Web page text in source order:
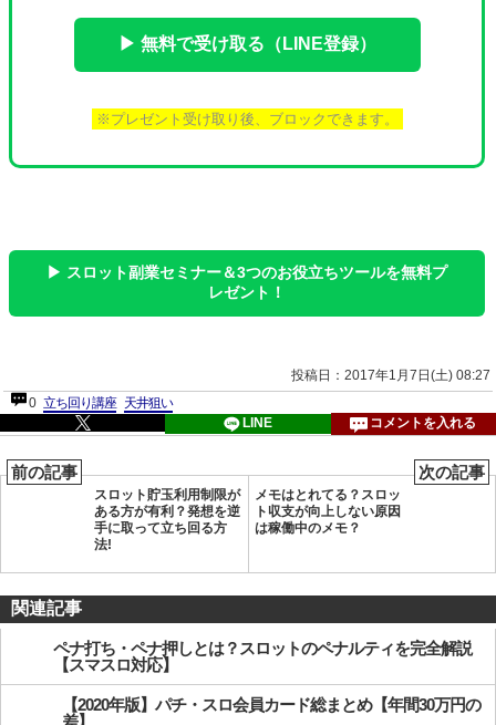
▶ 無料で受け取る（LINE登録）
※プレゼント受け取り後、ブロックできます。
▶ スロット副業セミナー＆3つのお役立ちツールを無料プ
レゼント！
投稿日：2017年1月7日(土) 08:27
0 立ち回り講座 天井狙い
LINE
コメントを入れる
前の記事
スロット貯玉利用制限が
ある方が有利？発想を逆
手に取って立ち回る方
法!
次の記事
メモはとれてる？スロッ
ト収支が向上しない原因
は稼働中のメモ？
関連記事
ペナ打ち・ペナ押しとは？スロットのペナルティを完全解説
【スマスロ対応】
【2020年版】パチ・スロ会員カード総まとめ【年間30万円の